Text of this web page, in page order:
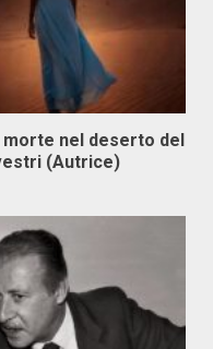
morte nel deserto del
(Autrice)